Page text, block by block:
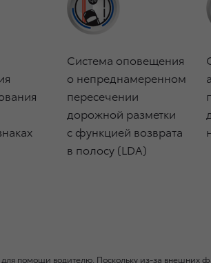
Система оповещения
о непреднамеренном
пересечении
дорожной разметки
с функцией возврата
в полосу (LDA)
помощи водителю. Поскольку из-за внешних